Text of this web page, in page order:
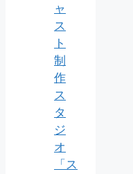
ャ
ス
ト
制
作
ス
タ
ジ
オ
「ス